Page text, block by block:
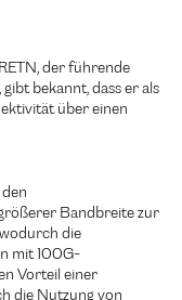
der führende
bekannt, dass er als
über einen
Bandbreite zur
die
mit 100G-
Vorteil einer
die Nutzung von